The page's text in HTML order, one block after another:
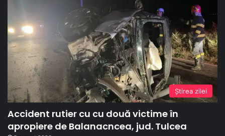
Ştirea zilei
Accident rutier cu cu două victime în
apropiere de Balanacncea, jud. Tulcea